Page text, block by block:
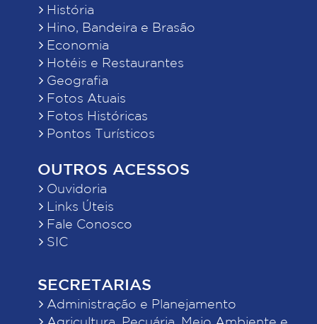
História
Hino, Bandeira e Brasão
Economia
Hotéis e Restaurantes
Geografia
Fotos Atuais
Fotos Históricas
Pontos Turísticos
OUTROS ACESSOS
Ouvidoria
Links Úteis
Fale Conosco
SIC
SECRETARIAS
Administração e Planejamento